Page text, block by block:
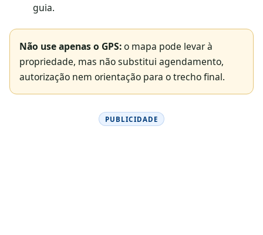
guia.
Não use apenas o GPS:o mapa pode levar à
propriedade, mas não substitui agendamento,
autorização nem orientação para o trecho final.
PUBLICIDADE